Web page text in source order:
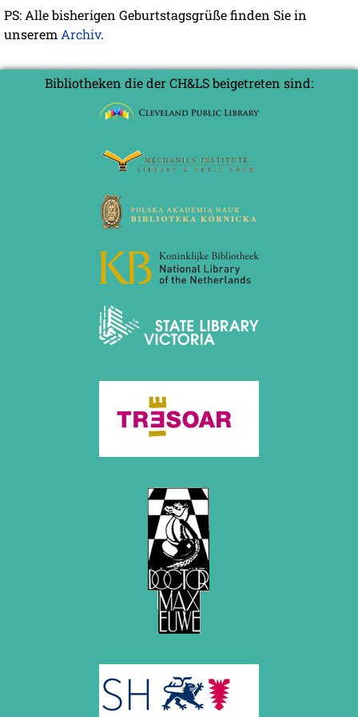
PS: Alle bisherigen Geburtstagsgrüße finden Sie in
unserem Archiv.
Bibliotheken die der CH&LS beigetreten sind: